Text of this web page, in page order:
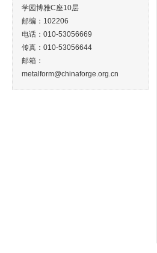
学园博雅C座10层
邮编：102206
电话：010-53056669
传真：010-53056644
邮箱：
metalform@chinaforge.org.cn